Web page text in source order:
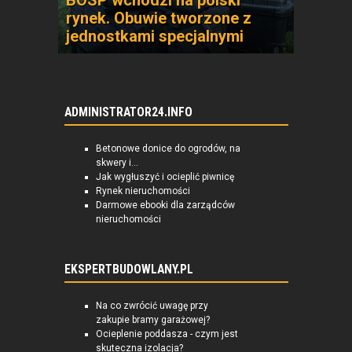
rynek. Obuwie tworzone z
jednostkami specjalnymi
ADMINISTRATOR24.INFO
Betonowe donice do ogrodów, na
skwery i...
Jak wygłuszyć i ocieplić piwnicę
Rynek nieruchomości
Darmowe ebooki dla zarządców
nieruchomości
EKSPERTBUDOWLANY.PL
Na co zwrócić uwagę przy
zakupie bramy garażowej?
Ocieplenie poddasza - czym jest
skuteczna izolacja?